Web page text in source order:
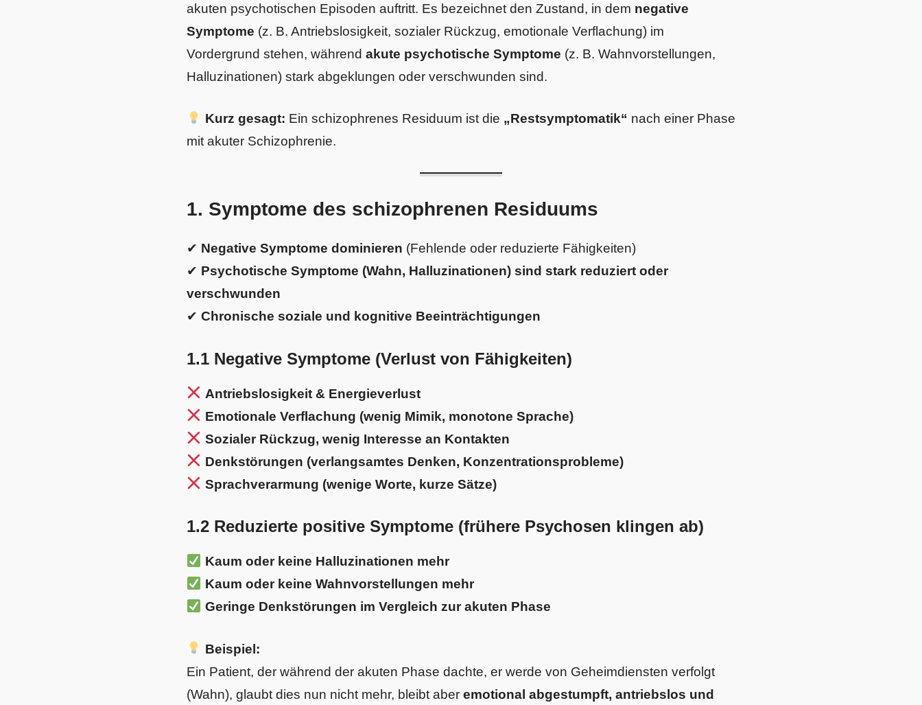
akuten psychotischen Episoden auftritt. Es bezeichnet den Zustand, in dem negative
Symptome (z. B. Antriebslosigkeit, sozialer Rückzug, emotionale Verflachung) im
Vordergrund stehen, während akute psychotische Symptome (z. B. Wahnvorstellungen,
Halluzinationen) stark abgeklungen oder verschwunden sind.
Kurz gesagt: Ein schizophrenes Residuum ist die „Restsymptomatik“ nach einer Phase
mit akuter Schizophrenie.
1. Symptome des schizophrenen Residuums
✔ Negative Symptome dominieren (Fehlende oder reduzierte Fähigkeiten)
✔ Psychotische Symptome (Wahn, Halluzinationen) sind stark reduziert oder
verschwunden
✔ Chronische soziale und kognitive Beeinträchtigungen
1.1 Negative Symptome (Verlust von Fähigkeiten)
Antriebslosigkeit & Energieverlust
Emotionale Verflachung (wenig Mimik, monotone Sprache)
Sozialer Rückzug, wenig Interesse an Kontakten
Denkstörungen (verlangsamtes Denken, Konzentrationsprobleme)
Sprachverarmung (wenige Worte, kurze Sätze)
1.2 Reduzierte positive Symptome (frühere Psychosen klingen ab)
Kaum oder keine Halluzinationen mehr
Kaum oder keine Wahnvorstellungen mehr
Geringe Denkstörungen im Vergleich zur akuten Phase
Beispiel:
Ein Patient, der während der akuten Phase dachte, er werde von Geheimdiensten verfolgt
(Wahn), glaubt dies nun nicht mehr, bleibt aber emotional abgestumpft, antriebslos und